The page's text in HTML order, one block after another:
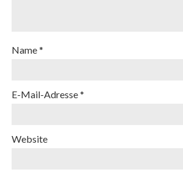
Name*
E-Mail-Adresse*
Website